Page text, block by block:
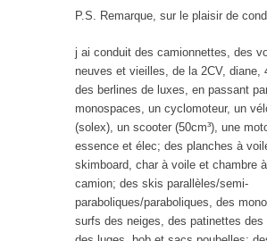
P.S. Remarque, sur le plaisir de
j ai conduit des camionnettes, des
neuves et vieilles, de la 2CV, diane,
des berlines de luxes, en passant
monospaces, un cyclomoteur, un
(solex), un scooter (50cm³), une
essence et élec; des planches à
skimboard, char à voile et chambre
camion; des skis parallèles/semi-
paraboliques/paraboliques, des
surfs des neiges, des patinettes des